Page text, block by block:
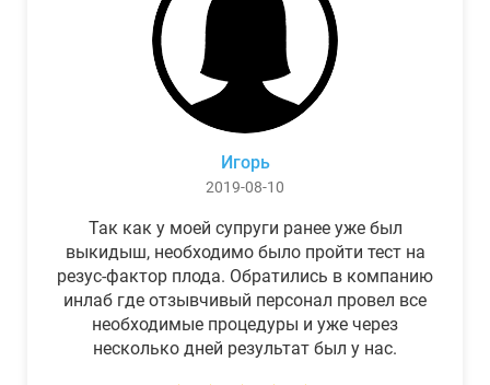
Игорь
2019-08-10
Так как у моей супруги ранее уже был
выкидыш, необходимо было пройти тест на
резус-фактор плода. Обратились в компанию
инлаб где отзывчивый персонал провел все
необходимые процедуры и уже через
несколько дней результат был у нас.